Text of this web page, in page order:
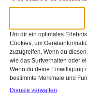
Um dir ein optimales
Cookies, um
zuzugreifen. Wenn du
wie das Surfverhalten oder
Wenn du deine Einwilligung
bestimmte Merkmale und
Dienste verwalten
wird zum
Foto: Instagram.com/
der 1. FC Köln im Topspiel
kommt es zu einem Duell[…]